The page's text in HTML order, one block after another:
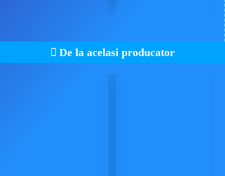
De la acelasi producator